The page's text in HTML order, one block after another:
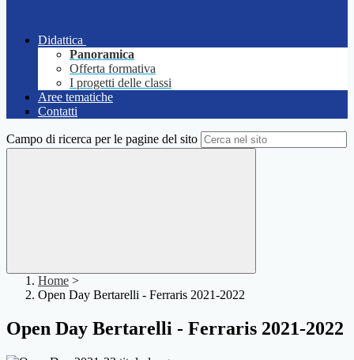
Didattica
Panoramica
Offerta formativa
I progetti delle classi
Aree tematiche
Contatti
Campo di ricerca per le pagine del sito
Home >
Open Day Bertarelli - Ferraris 2021-2022
Open Day Bertarelli - Ferraris 2021-2022